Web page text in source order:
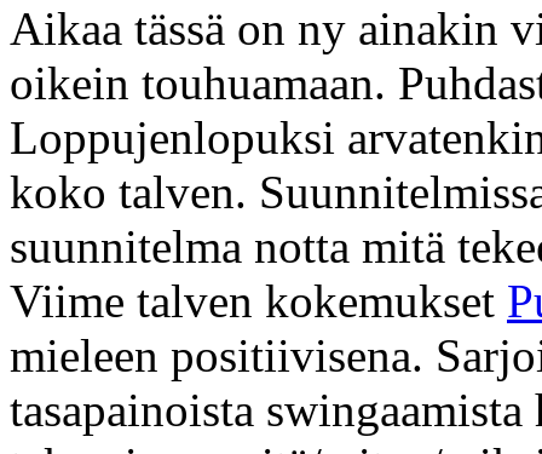
Aikaa tässä on ny ainakin
oikein touhuamaan.
Loppujenlopuksi
koko talven.
suunnitelma notta mitä
Viime talven kokemukset
mieleen positiivisena.
tasapainoista